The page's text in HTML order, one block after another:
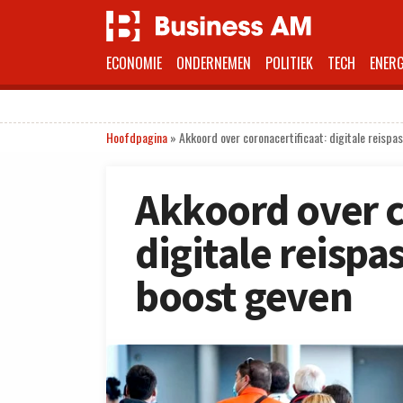
ECONOMIE ONDERNEMEN POLITIEK TECH
Hoofdpagina»Akkoord over coronacertificaat: digitale
Akkoord over
digitale
boost geven